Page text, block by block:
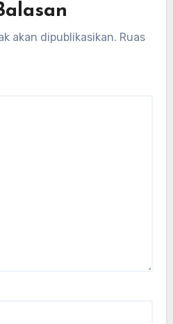
akan dipublikasikan. Ruas